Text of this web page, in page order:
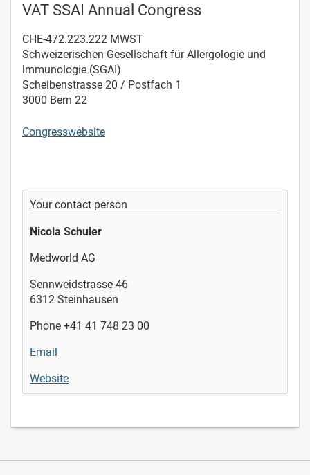
VAT SSAI Annual Congress
CHE-472.223.222 MWST
Schweizerischen Gesellschaft für Allergologie und
lmmunologie (SGAI)
Scheibenstrasse 20 / Postfach 1
3000 Bern 22
Congresswebsite
Your contact person
Nicola Schuler
Medworld AG
Sennweidstrasse 46
6312 Steinhausen
Phone +41 41 748 23 00
Email
Website